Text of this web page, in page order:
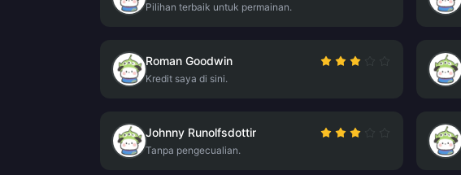
Pilihan terbaik untuk permainan.
Roman Goodwin
Kredit saya di sini.
Johnny Runolfsdottir
Tanpa pengecualian.